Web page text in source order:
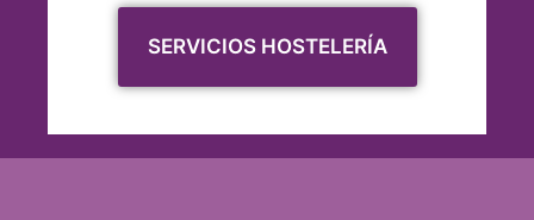
SERVICIOS HOSTELERÍA